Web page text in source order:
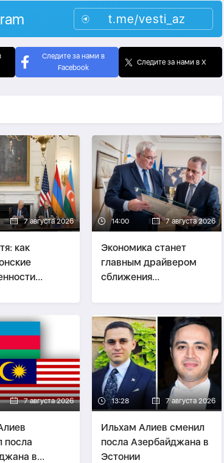
t.me/vesti_az
Следите за нами в
Facebook
Следите за нами в X
7 августа 2026
как
Южного
-ВЗГЛЯД
14:00 7 августа 2026
Экономика станет
главным драйвером
сближения
Украины -Эксперт о
визите Байрамова в
Киев
7 августа 2026
посла
в
13:28 7 августа 2026
Ильхам Алиев сменил
посла Азербайджана в
Эстонии